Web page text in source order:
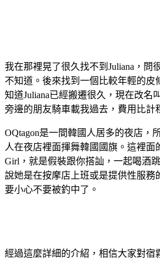
我在那裡晃了很久找不到Juliana，問
不知道。後來找到一個比較年輕的皮
知道Juliana已經搬遷很久，現在改名
旁邊的朋友騎車載我過去，費用比計
OQtagon是一間韓國人居多的夜店，
人在夜店裡面揮舞韓國國旗。這裡面
Girl，就是假裝跟你搭訕，一起喝酒
說她是在按摩店上班或是提供性服務
要小心不要被釣中了。
經過這麼詳細的介紹，相信大家對宿